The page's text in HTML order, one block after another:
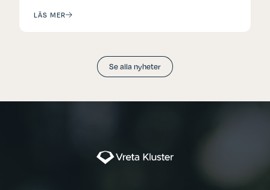
LÄS MER
Se alla nyheter